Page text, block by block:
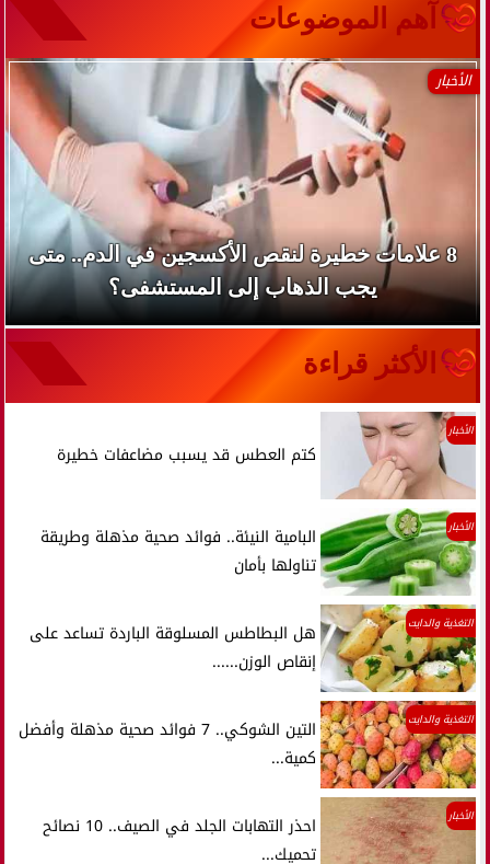
آهم الموضوعات
الأخبار
8 علامات خطيرة لنقص الأكسجين في الدم.. متى
يجب الذهاب إلى المستشفى؟
الأكثر قراءة
الأخبار
كتم العطس قد يسبب مضاعفات خطيرة
الأخبار
البامية النيئة.. فوائد صحية مذهلة وطريقة
تناولها بأمان
التغذية والدايت
هل البطاطس المسلوقة الباردة تساعد على
إنقاص الوزن......
التغذية والدايت
التين الشوكي.. 7 فوائد صحية مذهلة وأفضل
كمية...
الأخبار
احذر التهابات الجلد في الصيف.. 10 نصائح
تحميك...